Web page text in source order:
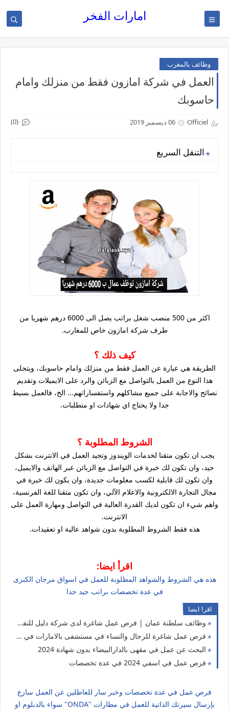
امارات الفخر
وظائف بالمغرب
العمل في شركة امازون فقط من منزلك وامام
حاسوبك
Officiel 06 ديسمبر 2019 (0)
التنقل السريع
اكثر من 500 منصب شغل براتب يصل الى 6000 درهم شهريا من
طرف شركة امازون خاص للمغارب.
كيف ذلك ؟
الطريقة هي عبارة عن العمل فقط من منزلك وامام حاسوبك، ويتجلى
هذا النوع من العمل بالتواصل مع الزبائن والرد على الايميلات وتقديم
نصائح والاجابة على جميع مشاكلهم واستفساراتهم... الخ، فالعمل بسيط
جدا ولا يحتاج اي شهادات او متطلبات.
الشروط المطلوبة ؟
يجب ان تكون متقنا لخدمات الويندوز وتجيد العمل في الانترنت بشكل
جيد، وان تكون لك خبرة في التواصل مع الزبائن عبر الهاتف والايميل،
وان تكون لك قابلية لكسب معلومات جديدة، وان يكون لك خبرة في
مجال التجارة الالكترونية والاعلام الآلي، وان تكون متقنا للغة الفرنسية،
واهم شيء ان تكون لديك القدرة العالية في التواصل ومهارة العمل على
الانترنت.
هذه فقط الشروط المطلوبة بدون شواهد عالية او تعقيدات.
اقرأ ايضا:
هذه هي الشروط والشواهد المطلوبة للعمل في اسواق مرجان الكبرى
في عدة تخصصات براتب جيد جدا
اقرا ايضا
وظائف سلطنة عمان | فرص عمل شاغرة لدى شركة دليل للنفط العمانية 2022
فرص عمل شاغرة للرجال والنساء في مستشفى بالامارات في عدة تخصصات
البحث عن عمل في مقهى بالدارالبيضاء بدون شهادة 2024
فرص عمل في اسفي 2024 في عدة تخصصات
فرص عمل في عدة تخصصات وخبر سار للعاطلين عن العمل سارع
بإرسال سيرتك الذاتية للعمل في مطارات "ONDA" سواء بالدبلوم او